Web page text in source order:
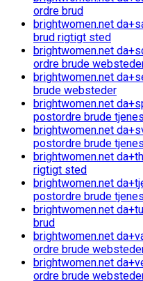
ordre brud
brightwomen.net
brud rigtigt sted
brightwomen.net
ordre brude
brightwomen.net
brude websteder
brightwomen.net
postordre brude
brightwomen.net
postordre brude
brightwomen.net
rigtigt sted
brightwomen.net
postordre brude
brightwomen.net
brud
brightwomen.net
ordre brude
brightwomen.net
ordre brude